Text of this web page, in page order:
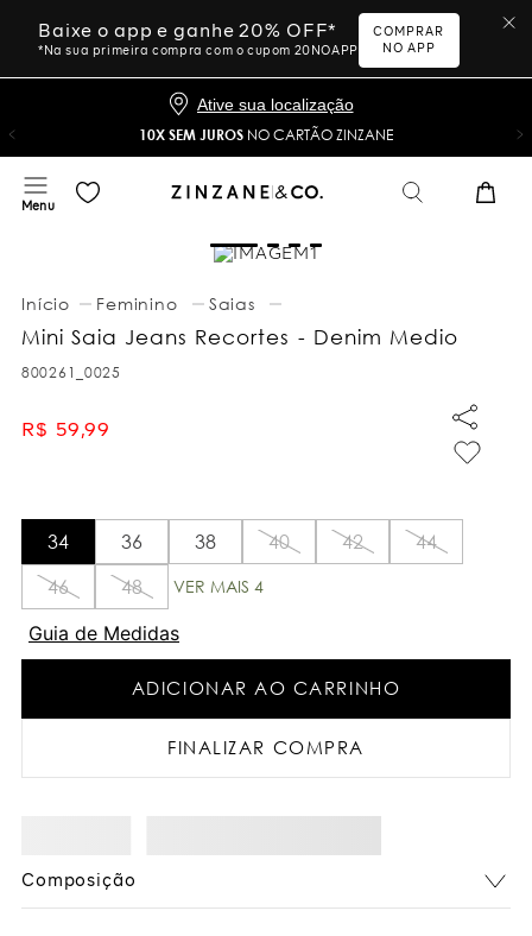
Baixe o app e ganhe 20% OFF*
*Na sua primeira compra com o cupom 20NOAPP
COMPRAR
NO APP
Ative sua localização
10X SEM JUROS NO CARTÃO ZINZANE
Feminino Saias
Mini Saia Jeans Recortes - Denim Medio
800261_0025
R$ 59,99
34 36 38 40 42
44
46
48 VER MAIS 4
Guia de Medidas
ADICIONAR AO CARRINHO
FINALIZAR COMPRA
Composição